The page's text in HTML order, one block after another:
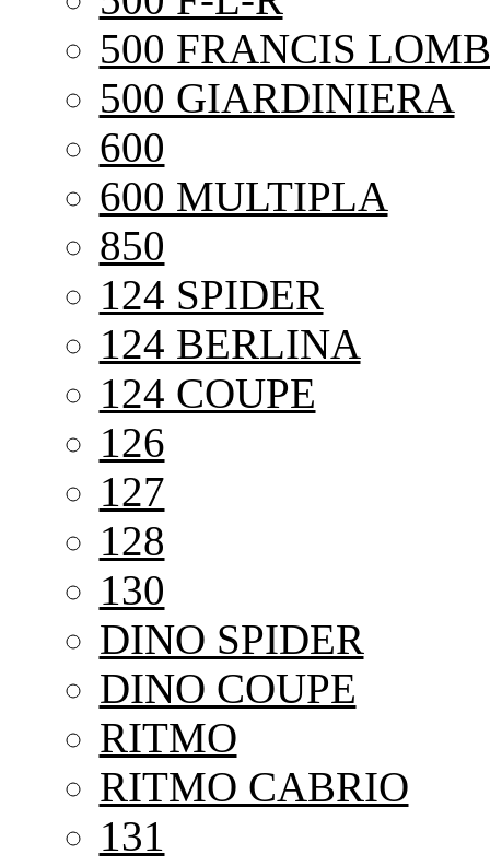
500 FRANCIS
500 GIARDINIERA
600
600 MULTIPLA
850
124 SPIDER
124 BERLINA
124 COUPE
126
127
128
130
DINO SPIDER
DINO COUPE
RITMO
RITMO CABRIO
131